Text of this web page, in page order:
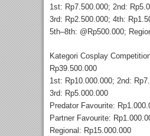
1st: Rp7.500.000; 2nd:
3rd: Rp2.500.000; 4th:
5th–8th: @Rp500.000;
Kategori Cosplay
Rp39.500.000
1st: Rp10.000.000; 2nd:
3rd: Rp5.000.000
Predator Favourite:
Partner Favourite:
Regional: Rp15.000.000